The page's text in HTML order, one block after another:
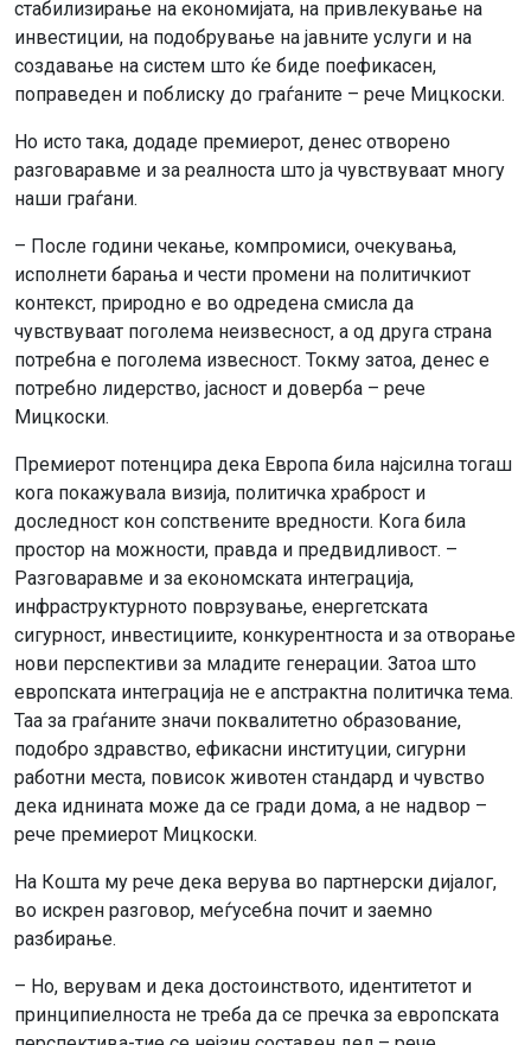
стабилизирање на економијата, на привлекување на
инвестиции, на подобрување на јавните услуги и на
создавање на систем што ќе биде поефикасен,
поправеден и поблиску до граѓаните – рече Мицкоски.
Но исто така, додаде премиерот, денес отворено
разговаравме и за реалноста што ја чувствуваат многу
наши граѓани.
– После години чекање, компромиси, очекувања,
исполнети барања и чести промени на политичкиот
контекст, природно е во одредена смисла да
чувствуваат поголема неизвесност, а од друга страна
потребна е поголема извесност. Токму затоа, денес е
потребно лидерство, јасност и доверба – рече
Мицкоски.
Премиерот потенцира дека Европа била најсилна тогаш
кога покажувала визија, политичка храброст и
доследност кон сопствените вредности. Кога била
простор на можности, правда и предвидливост. –
Разговаравме и за економската интеграција,
инфраструктурното поврзување, енергетската
сигурност, инвестициите, конкурентноста и за отворање
нови перспективи за младите генерации. Затоа што
европската интеграција не е апстрактна политичка тема.
Таа за граѓаните значи поквалитетно образование,
подобро здравство, ефикасни институции, сигурни
работни места, повисок животен стандард и чувство
дека иднината може да се гради дома, а не надвор –
рече премиерот Мицкоски.
На Кошта му рече дека верува во партнерски дијалог,
во искрен разговор, меѓусебна почит и заемно
разбирање.
– Но, верувам и дека достоинството, идентитетот и
принципиелноста не треба да се пречка за европската